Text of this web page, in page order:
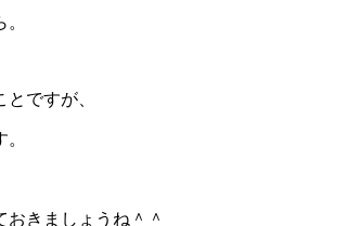
ですが、
きましょうね＾＾